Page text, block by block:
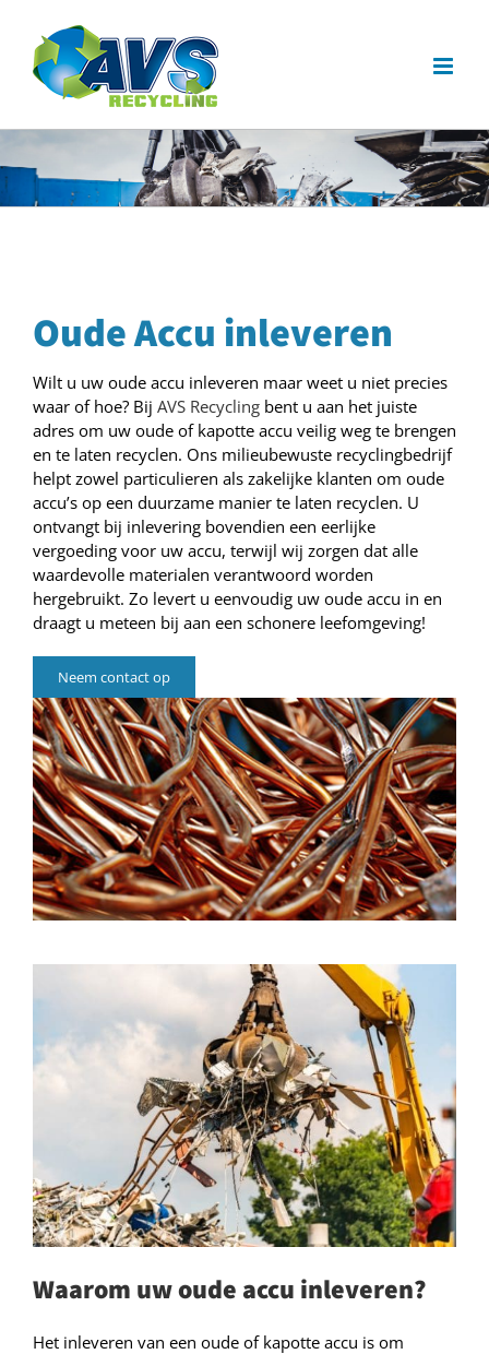
inhoud
Oude Accu inleveren
Wilt u uw oude accu inleveren maar weet u niet precies
waar of hoe? Bij AVS Recycling bent u aan het juiste
adres om uw oude of kapotte accu veilig weg te brengen
en te laten recyclen. Ons milieubewuste recyclingbedrijf
helpt zowel particulieren als zakelijke klanten om oude
accu’s op een duurzame manier te laten recyclen. U
ontvangt bij inlevering bovendien een eerlijke
vergoeding voor uw accu, terwijl wij zorgen dat alle
waardevolle materialen verantwoord worden
hergebruikt. Zo levert u eenvoudig uw oude accu in en
draagt u meteen bij aan een schonere leefomgeving!
Neem contact op
Waarom uw oude accu inleveren?
Het inleveren van een oude of kapotte accu is om